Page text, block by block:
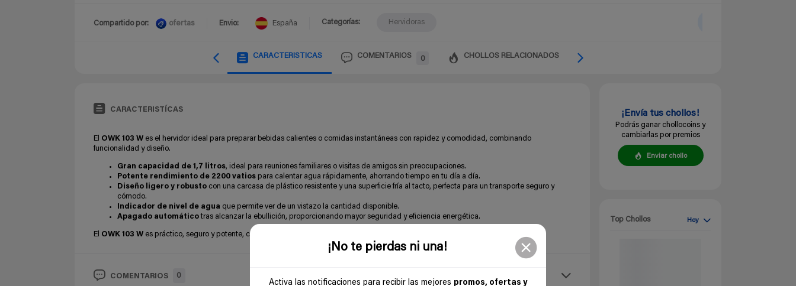
¡No te pierdas ni una!
Activa las notificaciones para recibir las mejores promos, ofertas y
Compartido por: ofertas Envio: España Categorías: Hervidoras
CARACTERISTICAS COMENTARIOS 0 CHOLLOS RELACIONADOS
CARACTERISTÍCAS
El OWK 103 W es el hervidor ideal para preparar bebidas calientes o comidas instantáneas con rapidez y comodidad, combinando
funcionalidad y diseño.
Gran capacidad de 1,7 litros, ideal para reuniones familiares o visitas de amigos sin preocupaciones.
Potente rendimiento de 2200 vatios para calentar agua rápidamente, ahorrando tiempo en tu día a día.
Diseño ligero y robusto con una carcasa de plástico resistente y una superficie fría al tacto, perfecta para un transporte seguro y
cómodo.
Indicador de nivel de agua que permite ver de un vistazo la cantidad disponible.
Apagado automáticotras alcanzar la ebullición, proporcionando mayor seguridad y eficiencia energética.
El OWK 103 W es práctico, seguro y potente, convirtiéndose en un imprescindible en cualquier cocina moderna.
COMENTARIOS 0
¡Envía tus chollos!
Podrás ganar chollocoins y
cambiarlas por premios
Enviar chollo
Top Chollos Hoy